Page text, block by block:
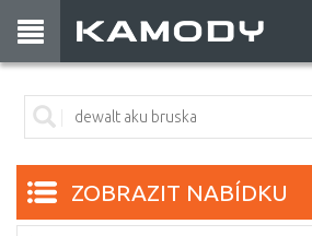
ZOBRAZIT NABÍDKU